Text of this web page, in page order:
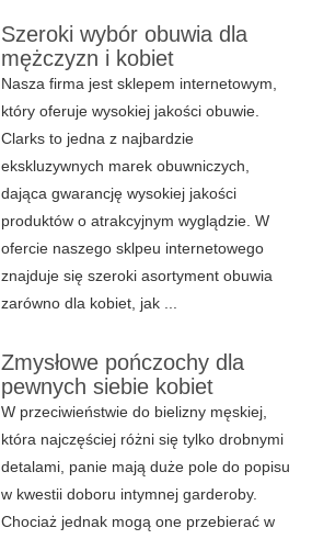
Szeroki wybór obuwia dla
mężczyzn i kobiet
Nasza firma jest sklepem internetowym,
który oferuje wysokiej jakości obuwie.
Clarks to jedna z najbardzie
ekskluzywnych marek obuwniczych,
dająca gwarancję wysokiej jakości
produktów o atrakcyjnym wyglądzie. W
ofercie naszego sklpeu internetowego
znajduje się szeroki asortyment obuwia
zarówno dla kobiet, jak ...
Zmysłowe pończochy dla
pewnych siebie kobiet
W przeciwieństwie do bielizny męskiej,
która najczęściej różni się tylko drobnymi
detalami, panie mają duże pole do popisu
w kwestii doboru intymnej garderoby.
Chociaż jednak mogą one przebierać w